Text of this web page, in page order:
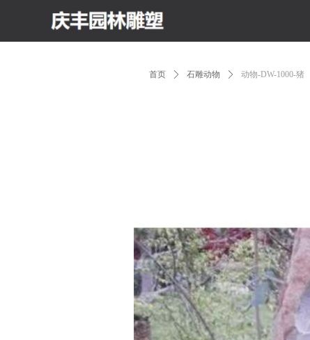
首页 ꄲ 石雕动物 ꄲ 动物-DW-1000-猪